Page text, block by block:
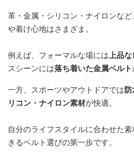
革・金属・シリコン・ナイロンな
や着け心地はさまざま。
例えば、フォーマルな場には上品な
スシーンには落ち着いた金属ベルト
一方、スポーツやアウトドアでは
リコン・ナイロン素材が快適。
自分のライフスタイルに合わせた
きるベルト選びの第一歩です。